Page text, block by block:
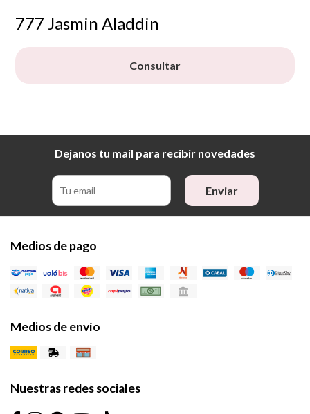
777 Jasmin Aladdin
Consultar
Dejanos tu mail para recibir novedades
Enviar
Medios de pago
Medios de envío
Nuestras redes sociales